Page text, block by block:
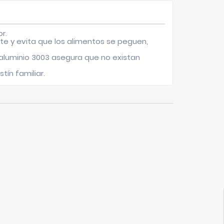
y evita que los alimentos se peguen,
3003 asegura que no existan
familiar.